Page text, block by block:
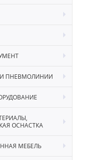
ПНЕВМОЛИНИИ
ОСНАСТКА
МЕБЕЛЬ